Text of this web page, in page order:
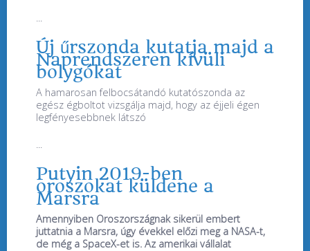
Új űrszonda kutatja majd a
Naprendszeren kívüli
bolygókat
A hamarosan felbocsátandó kutatószonda az
egész égboltot vizsgálja majd, hogy az éjjeli égen
legfényesebbnek látszó
Putyin 2019-ben
oroszokat küldene a
Marsra
Amennyiben Oroszországnak sikerül embert
juttatnia a Marsra, úgy évekkel előzi meg a NASA-t,
de még a SpaceX-et is. Az amerikai vállalat